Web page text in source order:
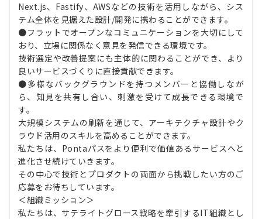
Next.js、Fastify、AWSなどの技術を活用しながら、シス
テム全体を見据えた設計/開発に携わることができます。
●フラットでオープンなコミュニケーションを大切にして
おり、立場に関係なく意見を発信できる環境です。
技術選定や改善提案にも主体的に関わることができ、より
良いサービスづくりに直接貢献できます。
●多様なバックグラウンドを持つメンバーと協働しなが
ら、知見を共有し合い、刺激を受けて成長できる環境で
す。
大規模システムの刷新を通じて、アーキテクチャ設計やク
ラウド活用のスキルを高めることができます。
私たちは、Pontaパスをより便利で価値あるサービスへと
進化させ続けていきます。
その中心で技術とプロダクトの両面から挑戦したい方のご
応募をお待ちしています。
＜組織ミッション＞
私たちは、サテライトグロース戦略を牽引するIT組織とし